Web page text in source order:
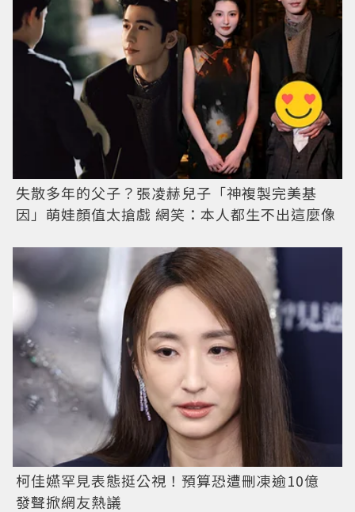
失散多年的父子？張凌赫兒子「神複製完美基
因」萌娃顏值太搶戲 網笑：本人都生不出這麼像
柯佳嬿罕見表態挺公視！預算恐遭刪凍逾10億
發聲掀網友熱議